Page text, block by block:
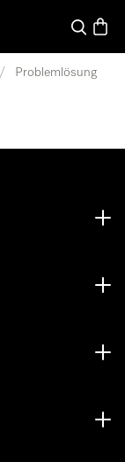
Suche
/ Problemlösung